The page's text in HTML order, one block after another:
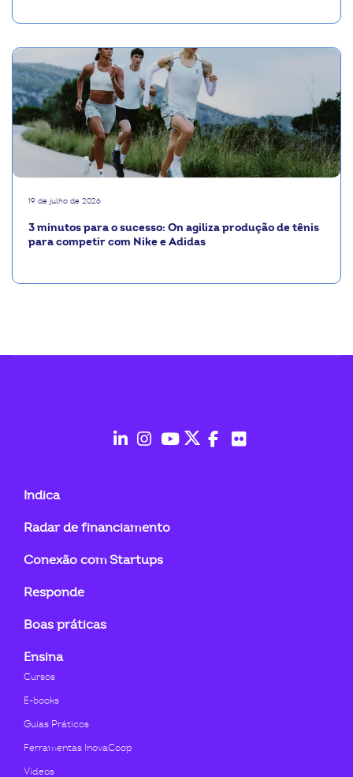
19 de julho de 2026
3 minutos para o sucesso: On agiliza produção de tênis
para competir com Nike e Adidas
in
Indica
Radar de financiamento
Conexão com Startups
Responde
Boas práticas
Ensina
Cursos
E-books
Guias Práticos
Ferramentas InovaCoop
Videos